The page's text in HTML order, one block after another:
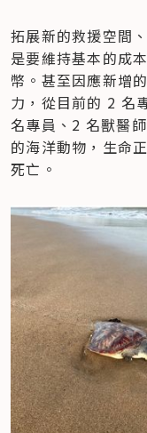
拓展新的救援空間
是要維持基本的成
幣。甚至因應新增
力，從目前的 2 名
名專員、2 名獸醫
的海洋動物，生命
死亡。